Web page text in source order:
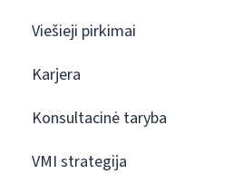
Viešieji pirkimai
Karjera
Konsultacinė taryba
VMI strategija